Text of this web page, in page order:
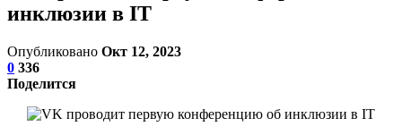
инклюзии в IT
Опубликовано Окт 12, 2023
0 336
Поделится